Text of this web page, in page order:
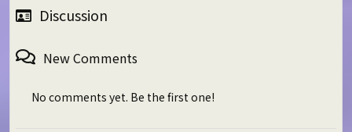
Discussion
New Comments
No comments yet. Be the first one!